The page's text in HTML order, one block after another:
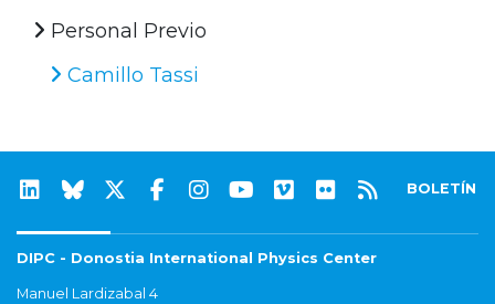
Personal Previo
Camillo Tassi
BOLETÍN
DIPC - Donostia International Physics Center
Manuel Lardizabal 4